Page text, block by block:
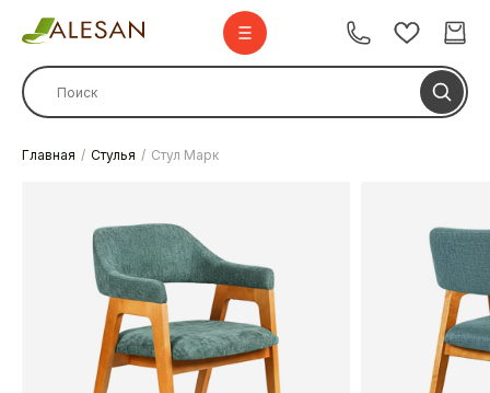
Стулья барные
Столы
Комплекты
Главная Стулья Стул Марк